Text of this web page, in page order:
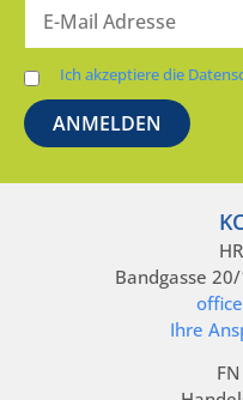
Ich akzeptiere die
Bandgasse
Ihre